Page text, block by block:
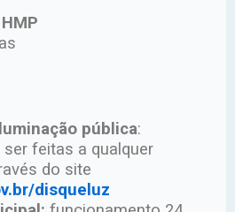
pública:
feitas a qualquer
do site
disqueluz